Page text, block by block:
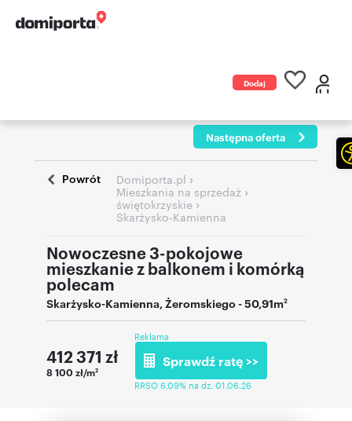
Dodaj
Następna oferta
Powrót Domiporta.pl ›
Mieszkania na sprzedaż ›
świętokrzyskie ›
Skarżysko-Kamienna
Nowoczesne 3-pokojowe
mieszkanie z balkonem i komórką
polecam
Skarżysko-Kamienna,Żeromskiego- 50,91m2
412 371 zł
8 100 zł/m2
Reklama
Sprawdź ratę >>
RRSO 6,09% na dz. 01.06.26